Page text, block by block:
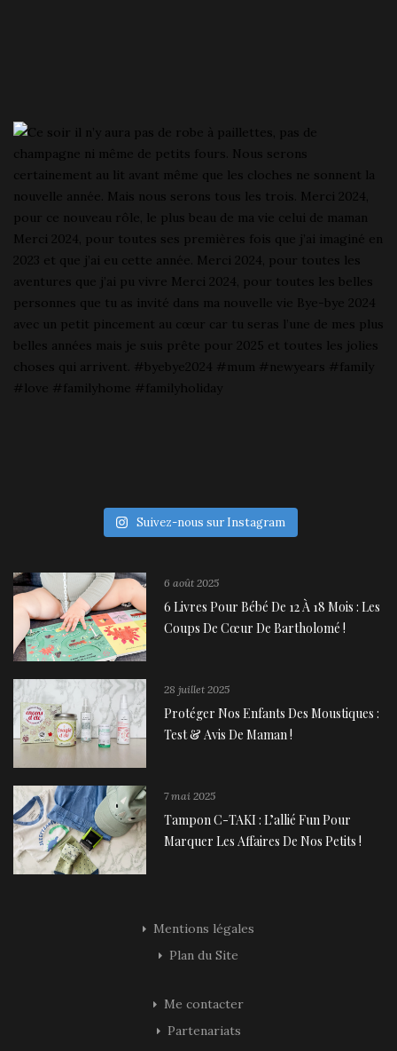
Suivez-nous sur Instagram
6 août 2025
6 Livres Pour Bébé De 12 À 18 Mois : Les
Coups De Cœur De Bartholomé !
28 juillet 2025
Protéger Nos Enfants Des Moustiques :
Test & Avis De Maman !
7 mai 2025
Tampon C-TAKI : L’allié Fun Pour
Marquer Les Affaires De Nos Petits !
Mentions légales
Plan du Site
Me contacter
Partenariats